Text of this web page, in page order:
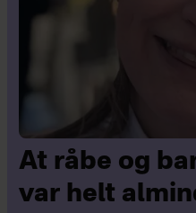
At råbe og
var helt